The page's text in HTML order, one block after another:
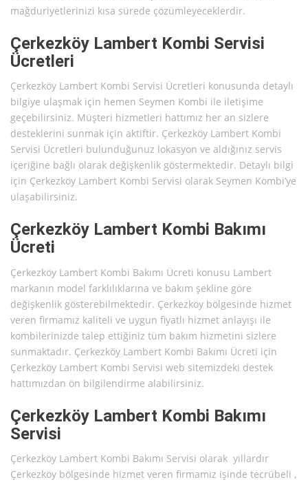
mağduriyetlerinizi kısa sürede çözümleyeceklerdir.
Çerkezköy Lambert Kombi Servisi
Ücretleri
Çerkezköy Lambert Kombi Servisi Ücretleri konusunda detaylı
bilgiye ulaşmak için hemen Seymen Kombi ile iletişime
geçebilirsiniz. Müşteri hizmetleri hattımız her an sizlere
desteklerini sunmak için aktiftir. Çerkezköy Lambert Kombi
Servisi Ücretleri bulunduğunuz lokasyon ve aldığınız servis
içeriğine bağlı olarak değişkenlik göstermektedir. Detaylı bilgi
için Çerkezköy Lambert Kombi Servisi olarak Seymen Kombi’ye
ulaşabilirsiniz.
Çerkezköy Lambert Kombi Bakımı
Ücreti
Çerkezköy Lambert Kombi Bakımı Ücreti konusu Lambert
markanın model farklılıklarına ve bakım şekline göre
değişkenlik gösterebilmektedir. Çerkezköy bölgesinde hizmet
veren firmamız kaliteli ve uygun fiyatlı hizmet anlayışı ile
kombilerinizde talep ettiğiniz tüm bakım hizmetini sizlere
sunmaktadır. Çerkezköy Lambert Kombi Bakımı Ücreti için
Çerkezköy Lambert Kombi Servisi web sitemizdeki destek
hattımızdan ön bilgilendirme alabilirsiniz.
Çerkezköy Lambert Kombi Bakımı
Servisi
Çerkezköy Lambert Kombi Bakımı Servisi olarak yıllardır
Çerkezköy bölgesinde hizmet veren firmamız işinde tecrübeli ,